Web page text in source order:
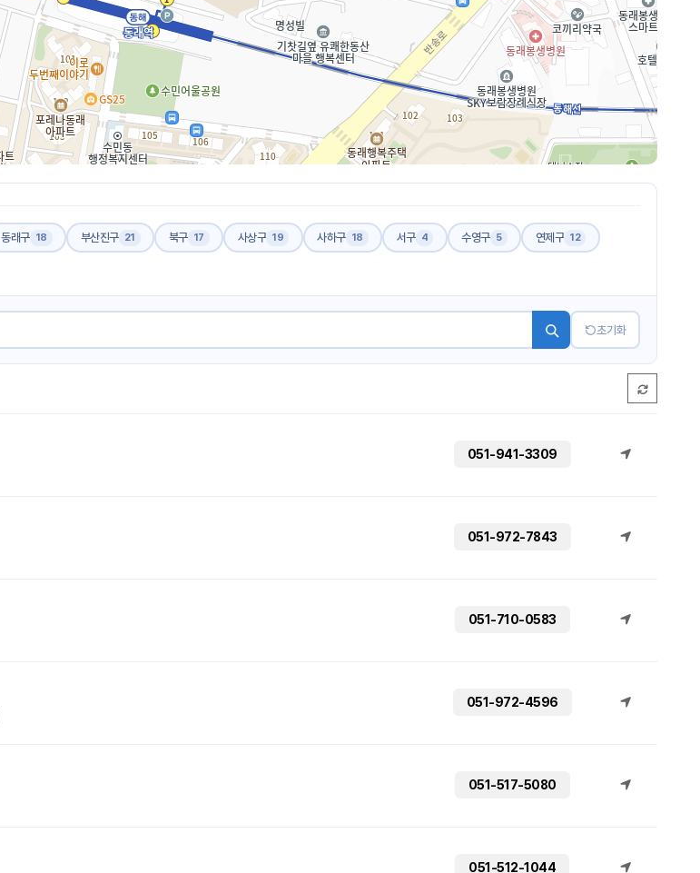
동래구 18 부산진구 21 북구 17 사상구 19 사하구 18 서구 4 수영구 5 연제구 12
초기화
051-941-3309
051-972-7843
051-710-0583
051-972-4596
051-517-5080
051-512-1044